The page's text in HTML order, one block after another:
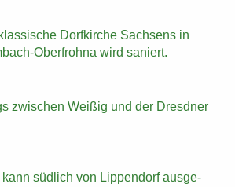
Dorf­kir­che Sach­sens in
​Oberfrohna wird sa­niert.
zwi­schen Wei­ßig und der Dresd­ner
kann süd­lich von Lip­pen­dorf aus­ge­